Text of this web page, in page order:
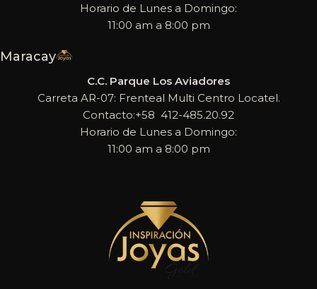
Horario de Lunes a Domingo:
11:00 am a 8:00 pm
Maracay
C.C. Parque Los Aviadores
Carreta AR-07: Frenteal Multi Centro Locatel.
Contacto:+58 412-485.20.92
Horario de Lunes a Domingo:
11:00 am a 8:00 pm